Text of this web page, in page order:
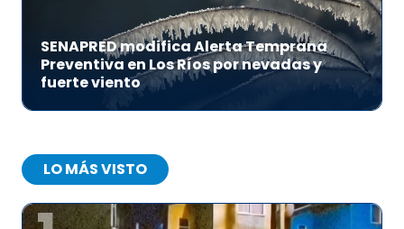
SENAPRED modifica Alerta Temprana
Preventiva en Los Ríos por nevadas y
fuerte viento
LO MÁS VISTO